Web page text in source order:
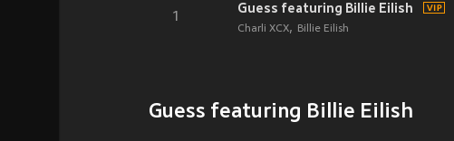
1
Guess featuring Billie Eilish
Charli XCX Billie Eilish
Guess featuring Billie Eilish